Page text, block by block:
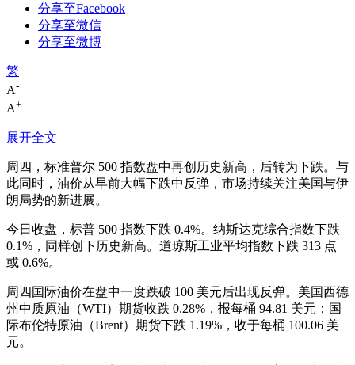
分享至Facebook
分享至微信
分享至微博
繁
A-
A+
展开全文
周四，标准普尔 500 指数盘中再创历史新高，后转为下跌。与
此同时，油价从早前大幅下跌中反弹，市场持续关注美国与伊
朗局势的新进展。
今日收盘，标普 500 指数下跌 0.4%。纳斯达克综合指数下跌
0.1%，同样创下历史新高。道琼斯工业平均指数下跌 313 点
或 0.6%。
周四国际油价在盘中一度跌破 100 美元后出现反弹。美国西德
州中质原油（WTI）期货收跌 0.28%，报每桶 94.81 美元；国
际布伦特原油（Brent）期货下跌 1.19%，收于每桶 100.06 美
元。